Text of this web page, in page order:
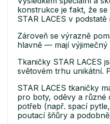
konstrukce je fakt, že
STAR LACES v
Zároveň se výrazně
hlavně — mají výjimečný
Tkaničky STAR LACES
světovém trhu unikátní.
STAR LACES tkaničky
pro boty, oděvy a
potřeb (např. spací
poutací šňůry a